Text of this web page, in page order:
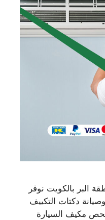
تكييف مركزي هندي باكستاني 24 ساعة بمنطقة البر بالكويت نوفر
دكتات التكييف
فحص مكيف السيارة